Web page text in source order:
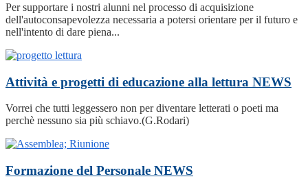
Per supportare i nostri alunni nel processo di acquisizione
dell'autoconsapevolezza necessaria a potersi orientare per il futuro e
nell'intento di dare piena...
Attività e progetti di educazione alla lettura NEWS
Vorrei che tutti leggessero non per diventare letterati o poeti ma
perchè nessuno sia più schiavo.(G.Rodari)
Formazione del Personale NEWS